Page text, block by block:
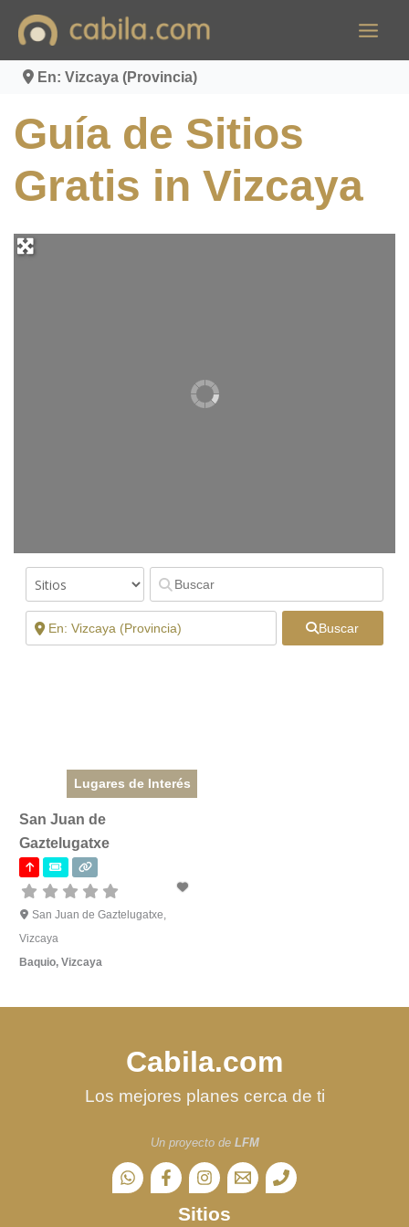
contenido
En: Vizcaya (Provincia)
Guía de Sitios
Gratis in Vizcaya
Buscar
Lugares de Interés
San Juan de
Gaztelugatxe
San Juan de Gaztelugatxe,
Vizcaya
Baquio, Vizcaya
Cabila.com
Los mejores planes cerca de ti
Un proyecto de LFM
Sitios